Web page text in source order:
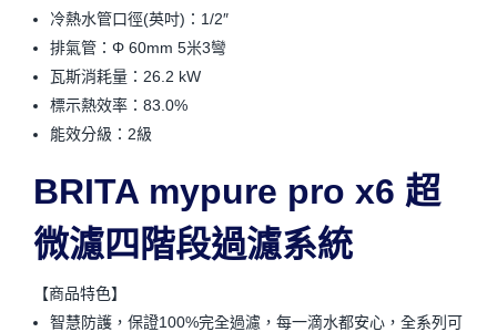
冷熱水管口徑(英吋)：1/2″
排氣管：Φ 60mm 5米3彎
瓦斯消耗量：26.2 kW
標示熱效率：83.0%
能效分級：2級
BRITA mypure pro x6 超
微濾四階段過濾系統
【商品特色】
智慧防護，保證100%完全過濾，每一滴水都安心，全系列可